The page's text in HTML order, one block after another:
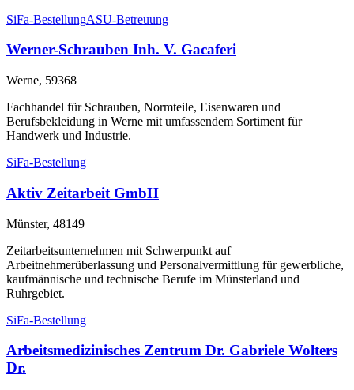
SiFa-BestellungASU-Betreuung
Werner-Schrauben Inh. V. Gacaferi
Werne, 59368
Fachhandel für Schrauben, Normteile, Eisenwaren und
Berufsbekleidung in Werne mit umfassendem Sortiment für
Handwerk und Industrie.
SiFa-Bestellung
Aktiv Zeitarbeit GmbH
Münster, 48149
Zeitarbeitsunternehmen mit Schwerpunkt auf
Arbeitnehmerüberlassung und Personalvermittlung für gewerbliche,
kaufmännische und technische Berufe im Münsterland und
Ruhrgebiet.
SiFa-Bestellung
Arbeitsmedizinisches Zentrum Dr. Gabriele Wolters
Dr.